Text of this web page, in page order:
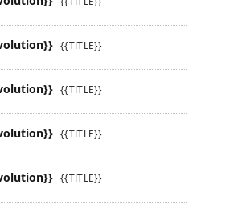
{{TITLE}}
{{TITLE}}
{{TITLE}}
{{TITLE}}